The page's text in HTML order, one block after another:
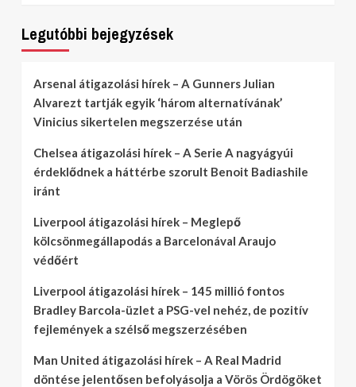
Legutóbbi bejegyzések
Arsenal átigazolási hírek – A Gunners Julian
Alvarezt tartják egyik ‘három alternatívának’
Vinicius sikertelen megszerzése után
Chelsea átigazolási hírek – A Serie A nagyágyúi
érdeklődnek a háttérbe szorult Benoit Badiashile
iránt
Liverpool átigazolási hírek – Meglepő
kölcsönmegállapodás a Barcelonával Araujo
védőért
Liverpool átigazolási hírek – 145 millió fontos
Bradley Barcola-üzlet a PSG-vel nehéz, de pozitív
fejlemények a szélső megszerzésében
Man United átigazolási hírek – A Real Madrid
döntése jelentősen befolyásolja a Vörös Ördögöket